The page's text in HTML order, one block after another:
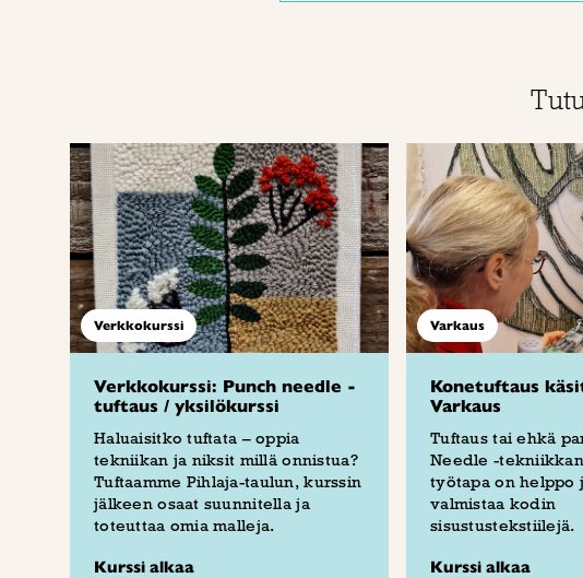
Verkkokurssi
Verkkokurssi: Punch needle -
tuftaus / yksilökurssi
Haluaisitko tuftata – oppia
tekniikan ja niksit millä onnistua?
Tuftaamme Pihlaja-taulun, kurssin
jälkeen osaat suunnitella ja
toteuttaa omia malleja.
Kurssi alkaa
Varkaus
Konetuftaus
Varkaus
Tuftaus tai ehkä
Needle -
työtapa on helppo
valmistaa kodin
sisustustekstiilejä.
Kurssi alkaa